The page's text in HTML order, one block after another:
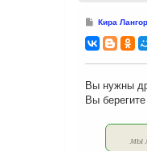
С
о
б
и
е
Кира
Вы нужны
Вы
мы